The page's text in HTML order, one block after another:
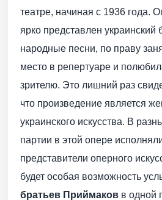
театре, начиная с 1936 года.
ярко представлен украинский
народные песни, по праву
место в репертуаре и
зрителю. Это лишний раз
что произведение является
украинского искусства. В
партии в этой опере
представители оперного
будет особая возможность
братьев Приймаков в одной